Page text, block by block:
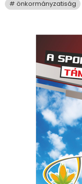
önkormányzatiság